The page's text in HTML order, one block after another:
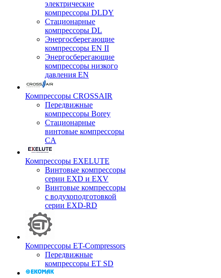
электрические
компрессоры DLDY
Стационарные
компрессоры DL
Энергосберегающие
компрессоры EN II
Энергосберегающие
компрессоры низкого
давления EN
Компрессоры CROSSAIR
Передвижные
компрессоры Borey
Стационарные
винтовые компрессоры
CA
Компрессоры EXELUTE
Винтовые компрессоры
серии EXD и EXV
Винтовые компрессоры
с водухоподготовкой
серии EXD-RD
Компрессоры ET-Compressors
Передвижные
компрессоры ET SD